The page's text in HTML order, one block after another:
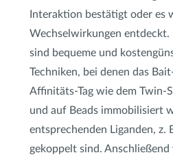
Interaktion bestätigt oder es
Wechselwirkungen
sind bequeme und
Techniken, bei denen das
Affinitäts-Tag wie dem Twin-
und auf Beads immobilisiert
entsprechenden Liganden, z.
gekoppelt sind.